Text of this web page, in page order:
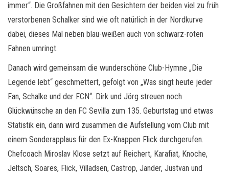
immer“. Die Großfahnen mit den Gesichtern der beiden viel zu früh
verstorbenen Schalker sind wie oft natürlich in der Nordkurve
dabei, dieses Mal neben blau-weißen auch von schwarz-roten
Fahnen umringt.
Danach wird gemeinsam die wunderschöne Club-Hymne „Die
Legende lebt“ geschmettert, gefolgt von „Was singt heute jeder
Fan, Schalke und der FCN“. Dirk und Jörg streuen noch
Glückwünsche an den FC Sevilla zum 135. Geburtstag und etwas
Statistik ein, dann wird zusammen die Aufstellung vom Club mit
einem Sonderapplaus für den Ex-Knappen Flick durchgerufen.
Chefcoach Miroslav Klose setzt auf Reichert, Karafiat, Knoche,
Jeltsch, Soares, Flick, Villadsen, Castrop, Jander, Justvan und